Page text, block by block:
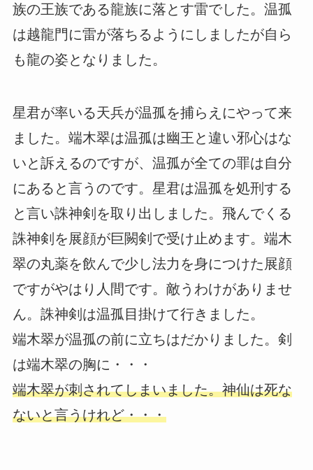
族の王族である龍族に落とす雷でした。温孤
は越龍門に雷が落ちるようにしましたが自ら
も龍の姿となりました。
星君が率いる天兵が温孤を捕らえにやって来
ました。端木翠は温孤は幽王と違い邪心はな
いと訴えるのですが、温孤が全ての罪は自分
にあると言うのです。星君は温孤を処刑する
と言い誅神剣を取り出しました。飛んでくる
誅神剣を展顔が巨闕剣で受け止めます。端木
翠の丸薬を飲んで少し法力を身につけた展顔
ですがやはり人間です。敵うわけがありませ
ん。誅神剣は温孤目掛けて行きました。
端木翠が温孤の前に立ちはだかりました。剣
は端木翠の胸に・・・
端木翠が刺されてしまいました。神仙は死な
ないと言うけれど・・・